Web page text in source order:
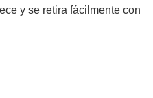
y se retira fácilmente con